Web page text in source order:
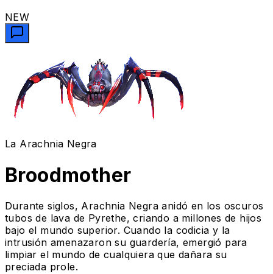
NEW
La Arachnia Negra
Broodmother
Durante siglos, Arachnia Negra anidó en los oscuros
tubos de lava de Pyrethe, criando a millones de hijos
bajo el mundo superior. Cuando la codicia y la
intrusión amenazaron su guardería, emergió para
limpiar el mundo de cualquiera que dañara su
preciada prole.